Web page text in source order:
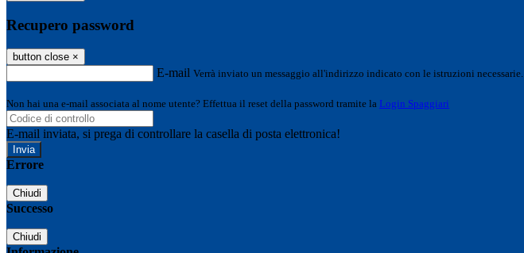
Recupero password
button close ×
E-mail Verrà inviato un messaggio all'indirizzo indicato con le istruzioni necessarie.
Non hai una e-mail associata al nome utente? Effettua il reset della password tramite la Login Spaggiari
E-mail inviata, si prega di controllare la casella di posta elettronica!
Errore
Chiudi
Successo
Chiudi